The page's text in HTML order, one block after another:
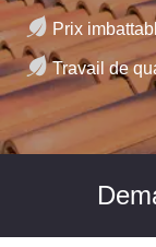
Prix
Travail de